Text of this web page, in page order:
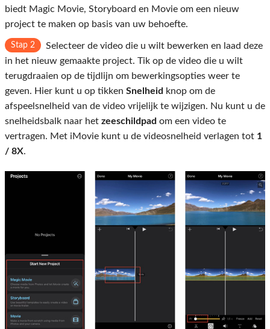
biedt Magic Movie, Storyboard en Movie om een ​​nieuw
project te maken op basis van uw behoefte.
Stap 2
Selecteer de video die u wilt bewerken en laad deze
in het nieuw gemaakte project. Tik op de video die u wilt
terugdraaien op de tijdlijn om bewerkingsopties weer te
geven. Hier kunt u op tikken Snelheid knop om de
afspeelsnelheid van de video vrijelijk te wijzigen. Nu kunt u de
snelheidsbalk naar het zeeschildpad om een ​​video te
vertragen. Met iMovie kunt u de videosnelheid verlagen tot 1
/ 8X.